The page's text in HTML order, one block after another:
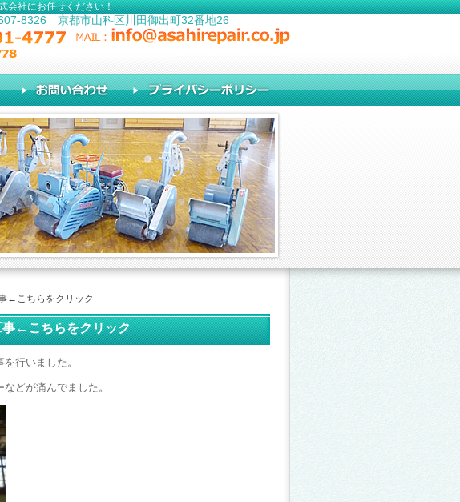
会社にお任せください！
607-8326 京都市山科区川田御出町32番地26
←こちらをクリック
事←こちらをクリック
行いました。
どが痛んでました。